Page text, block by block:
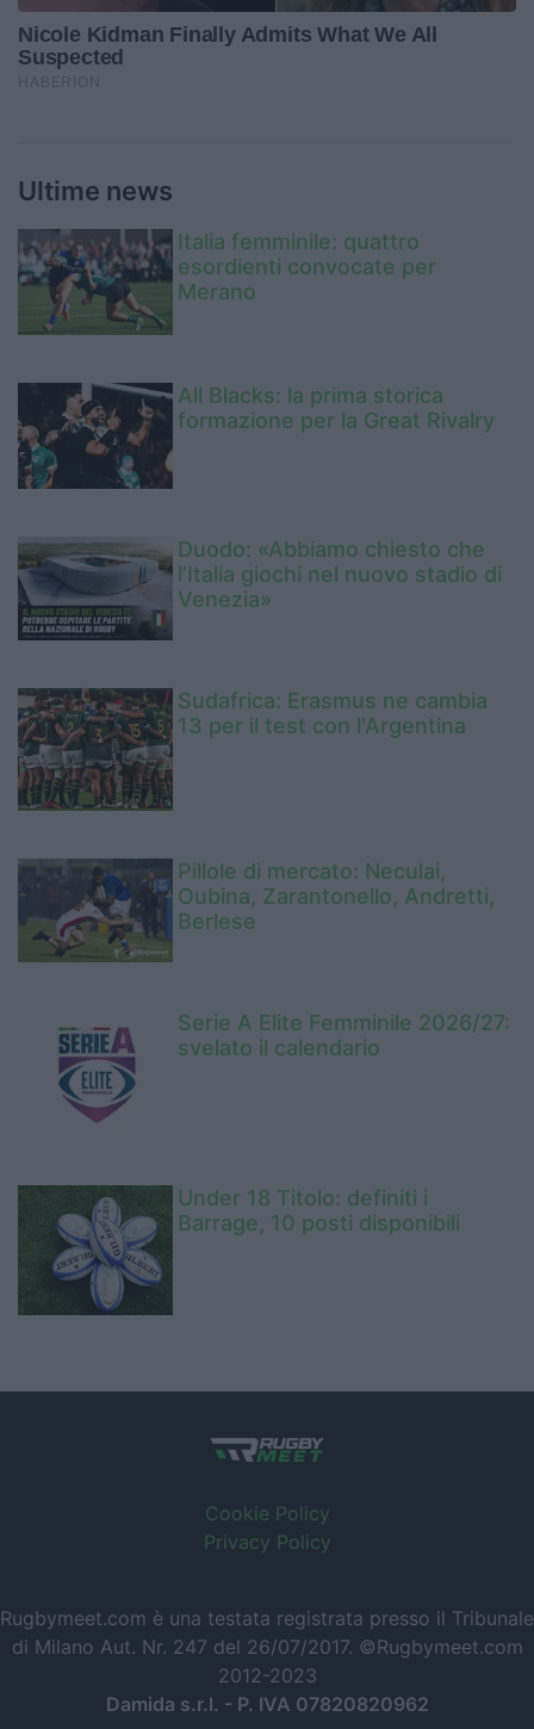
Ultime news
Italia femminile: quattro
esordienti convocate per
Merano
All Blacks: la prima storica
formazione per la Great Rivalry
Duodo: «Abbiamo chiesto che
l’Italia giochi nel nuovo stadio di
Venezia»
Sudafrica: Erasmus ne cambia
13 per il test con l'Argentina
Pillole di mercato: Neculai,
Oubina, Zarantonello, Andretti,
Berlese
Serie A Elite Femminile 2026/27:
svelato il calendario
Under 18 Titolo: definiti i
Barrage, 10 posti disponibili
Cookie Policy
Privacy Policy
Rugbymeet.com è una testata registrata presso il Tribunale
di Milano Aut. Nr. 247 del 26/07/2017. ©Rugbymeet.com
2012-2023
Damida s.r.l. - P. IVA 07820820962